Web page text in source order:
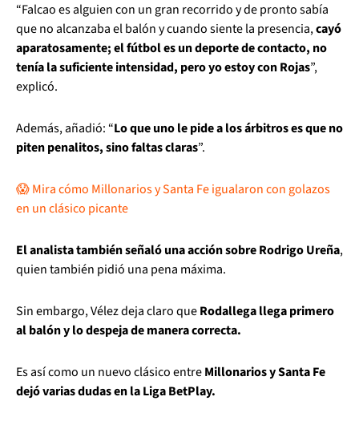
“Falcao es alguien con un gran recorrido y de pronto sabía
que no alcanzaba el balón y cuando siente la presencia,cayó
aparatosamente; el fútbol es un deporte de contacto, no
tenía la suficiente intensidad, pero yo estoy con Rojas”,
explicó.
Además, añadió: “Lo que uno le pide a los árbitros es que no
piten penalitos, sino faltas claras”.
😱 Mira cómo Millonarios y Santa Fe igualaron con golazos
en un clásico picante
El analista también señaló una acción sobre Rodrigo Ureña,
quien también pidió una pena máxima.
Sin embargo, Vélez deja claro queRodallega llega primero
al balón y lo despeja de manera correcta.
Es así como un nuevo clásico entreMillonarios y Santa Fe
dejó varias dudas en la Liga BetPlay.